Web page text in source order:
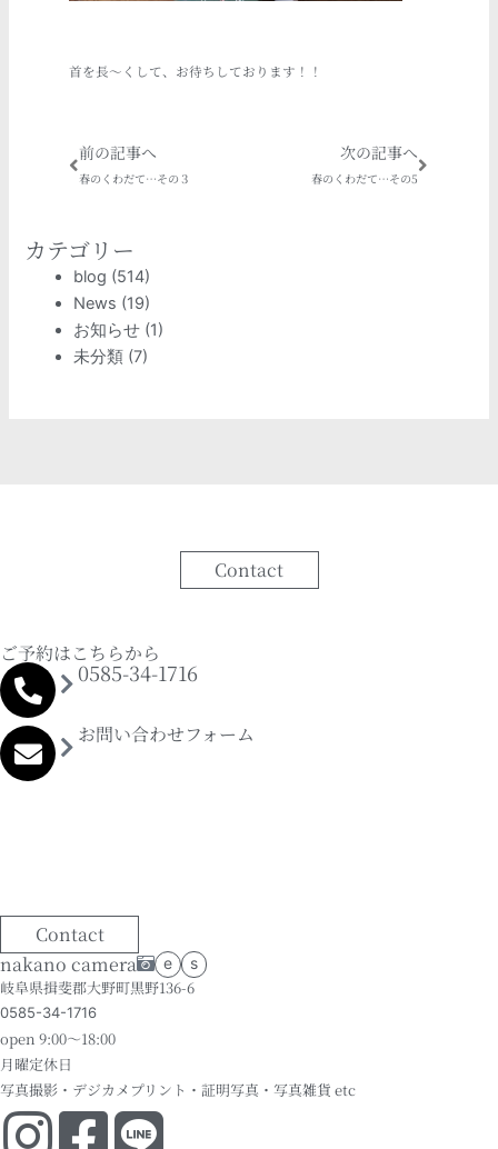
首を長～くして、お待ちしております！！
Prev
前の記事へ
春のくわだて…その３
次の記事へ
春のくわだて…その5
Next
カテゴリー
blog (514)
News (19)
お知らせ (1)
未分類 (7)
Contact
0585-34-1716
ご予約はこちらから
お問い合わせフォーム
Contact
nakano camera
e s
岐阜県揖斐郡大野町黒野136-6
0585-34-1716
open 9:00～18:00
月曜定休日
写真撮影・デジカメプリント・証明写真・写真雑貨 etc